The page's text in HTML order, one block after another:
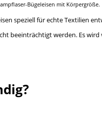
Bügeleisen mit Körpergröße.
speziell für echte Textilien
beeinträchtigt werden. Es